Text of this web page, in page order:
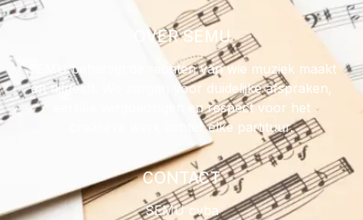
OVER SEMU
SEMU behartigt de rechten van wie muziek maakt
en uitgeeft. We zorgen voor duidelijke afspraken,
eerlijke vergoedingen en respect voor het
creatieve werk achter elke partituur.
CONTACT
SEMU cvba